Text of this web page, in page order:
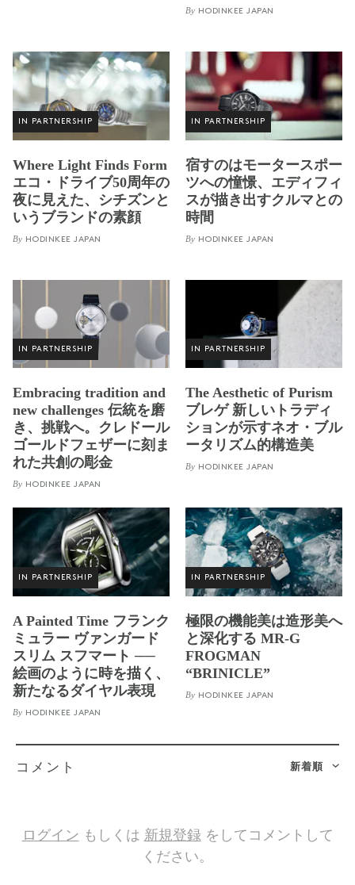
By HODINKEE JAPAN
IN PARTNERSHIP
Where Light Finds Form
エコ・ドライブ50周年の
夜に見えた、シチズンと
いうブランドの素顔
By HODINKEE JAPAN
IN PARTNERSHIP
宿すのはモータースポー
ツへの憧憬、エディフィ
スが描き出すクルマとの
時間
By HODINKEE JAPAN
IN PARTNERSHIP
Embracing tradition and
new challenges 伝統を磨
き、挑戦へ。クレドール
ゴールドフェザーに刻ま
れた共創の彫金
By HODINKEE JAPAN
IN PARTNERSHIP
The Aesthetic of Purism
ブレゲ 新しいトラディ
ションが示すネオ・ブル
ータリズム的構造美
By HODINKEE JAPAN
IN PARTNERSHIP
A Painted Time フランク
ミュラー ヴァンガード
スリム スフマート ──
絵画のように時を描く、
新たなるダイヤル表現
By HODINKEE JAPAN
IN PARTNERSHIP
極限の機能美は造形美へ
と深化する MR-G
FROGMAN
“BRINICLE”
By HODINKEE JAPAN
新着順
コメント
ログイン もしくは 新規登録をしてコメントして
ください。